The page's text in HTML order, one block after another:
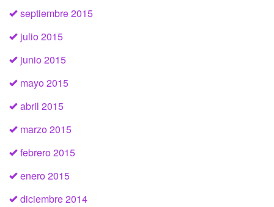
septiembre 2015
julio 2015
junio 2015
mayo 2015
abril 2015
marzo 2015
febrero 2015
enero 2015
diciembre 2014